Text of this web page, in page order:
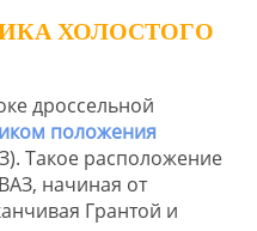
ХОЛОСТОГО
дроссельной
положения
Такое расположение
начиная от
Грантой и